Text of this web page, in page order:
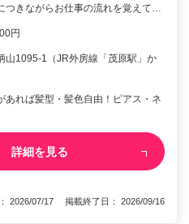
つきながらお仕事の流れを覚えて…
円
山1095-1（JR外房線「茂原駅」か
あれば髪型・髪色自由！ピアス・ネ
詳細を見る
2026/07/17 掲載終了日： 2026/09/16